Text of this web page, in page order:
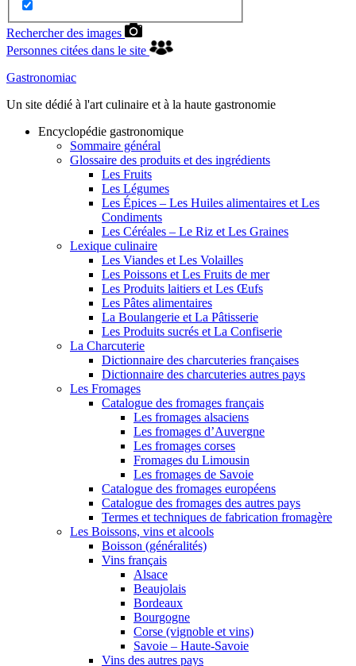
Rechercher des images
Personnes citées dans le site
Gastronomiac
Un site dédié à l'art culinaire et à la haute gastronomie
Encyclopédie gastronomique
Sommaire général
Glossaire des produits et des ingrédients
Les Fruits
Les Légumes
Les Épices – Les Huiles alimentaires et Les
Condiments
Les Céréales – Le Riz et Les Graines
Lexique culinaire
Les Viandes et Les Volailles
Les Poissons et Les Fruits de mer
Les Produits laitiers et Les Œufs
Les Pâtes alimentaires
La Boulangerie et La Pâtisserie
Les Produits sucrés et La Confiserie
La Charcuterie
Dictionnaire des charcuteries françaises
Dictionnaire des charcuteries autres pays
Les Fromages
Catalogue des fromages français
Les fromages alsaciens
Les fromages d’Auvergne
Les fromages corses
Fromages du Limousin
Les fromages de Savoie
Catalogue des fromages européens
Catalogue des fromages des autres pays
Termes et techniques de fabrication fromagère
Les Boissons, vins et alcools
Boisson (généralités)
Vins français
Alsace
Beaujolais
Bordeaux
Bourgogne
Corse (vignoble et vins)
Savoie – Haute-Savoie
Vins des autres pays